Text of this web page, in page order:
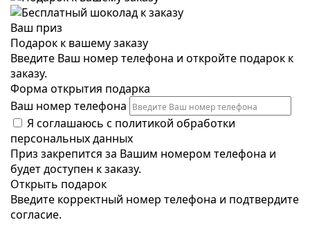
Ваш приз
Подарок к вашему заказу
Введите Ваш номер телефона и откройте подарок к
заказу.
Форма открытия подарка
Ваш номер телефона
Я соглашаюсь с политикой обработки
персональных данных
Приз закрепится за Вашим номером телефона и
будет доступен к заказу.
Открыть подарок
Введите корректный номер телефона и подтвердите
согласие.